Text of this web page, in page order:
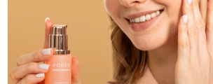
Tahmini
Birleşik Arap
Emirlikleri
Tahmini